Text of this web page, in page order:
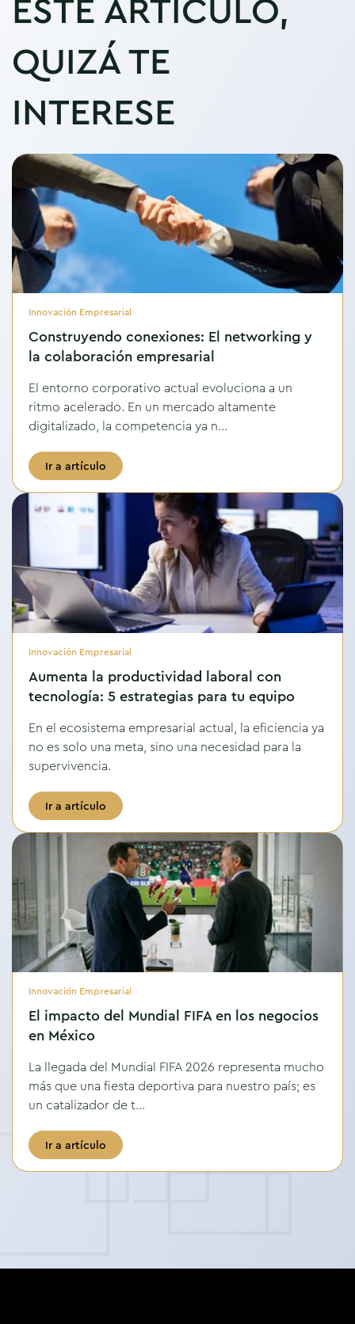
ESTE ARTÍCULO,
QUIZÁ TE
INTERESE
Innovación Empresarial
Construyendo conexiones: El networking y
la colaboración empresarial
El entorno corporativo actual evoluciona a un
ritmo acelerado. En un mercado altamente
digitalizado, la competencia ya n...
Ir a artículo
Innovación Empresarial
Aumenta la productividad laboral con
tecnología: 5 estrategias para tu equipo
En el ecosistema empresarial actual, la eficiencia ya
no es solo una meta, sino una necesidad para la
supervivencia.
Ir a artículo
Innovación Empresarial
El impacto del Mundial FIFA en los negocios
en México
La llegada del Mundial FIFA 2026 representa mucho
más que una fiesta deportiva para nuestro país; es
un catalizador de t...
Ir a artículo